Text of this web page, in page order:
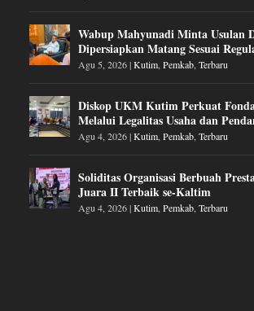
Wabup Mahyunadi Minta Usulan
Dipersiapkan Matang Sesuai
Agu 5, 2026|Kutim ,Pemkab ,Terbaru
Diskop UKM Kutim Perkuat
Melalui Legalitas Usaha dan
Agu 4, 2026|Kutim ,Pemkab ,Terbaru
Soliditas Organisasi Berbuah
Juara II Terbaik se-Kaltim
Agu 4, 2026|Kutim ,Pemkab ,Terbaru